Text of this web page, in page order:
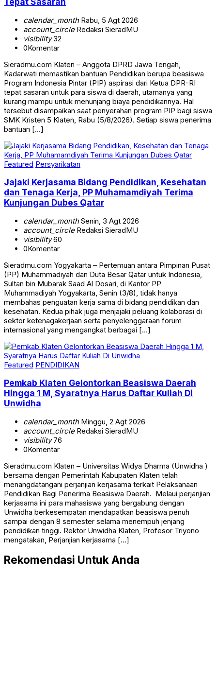
calendar_monthRabu, 5 Agt 2026
account_circleRedaksi SieradMU
visibility32
0Komentar
Sieradmu.com Klaten – Anggota DPRD Jawa Tengah,
Kadarwati memastikan bantuan Pendidikan berupa beasiswa
Program Indonesia Pintar (PIP) aspirasi dari Ketua DPR-RI
tepat sasaran untuk para siswa di daerah, utamanya yang
kurang mampu untuk menunjang biaya pendidikannya. Hal
tersebut disampaikan saat penyerahan program PIP bagi siswa
SMK Kristen 5 Klaten, Rabu (5/8/2026). Setiap siswa penerima
bantuan […]
Featured Persyarikatan
Jajaki Kerjasama Bidang Pendidikan, Kesehatan
dan Tenaga Kerja, PP Muhamamdiyah Terima
Kunjungan Dubes Qatar
calendar_monthSenin, 3 Agt 2026
account_circleRedaksi SieradMU
visibility60
0Komentar
Sieradmu.com Yogyakarta – Pertemuan antara Pimpinan Pusat
(PP) Muhammadiyah dan Duta Besar Qatar untuk Indonesia,
Sultan bin Mubarak Saad Al Dosari, di Kantor PP
Muhammadiyah Yogyakarta, Senin (3/8), tidak hanya
membahas penguatan kerja sama di bidang pendidikan dan
kesehatan. Kedua pihak juga menjajaki peluang kolaborasi di
sektor ketenagakerjaan serta penyelenggaraan forum
internasional yang mengangkat berbagai […]
Featured PENDIDIKAN
Pemkab Klaten Gelontorkan Beasiswa Daerah
Hingga 1 M, Syaratnya Harus Daftar Kuliah Di
Unwidha
calendar_monthMinggu, 2 Agt 2026
account_circleRedaksi SieradMU
visibility76
0Komentar
Sieradmu.com Klaten – Universitas Widya Dharma (Unwidha )
bersama dengan Pemerintah Kabupaten Klaten telah
menangdatangani perjanjian kerjasama terkait Pelaksanaan
Pendidikan Bagi Penerima Beasiswa Daerah. Melaui perjanjian
kerjasama ini para mahasiswa yang bergabung dengan
Unwidha berkesempatan mendapatkan beasiswa penuh
sampai dengan 8 semester selama menempuh jenjang
pendidikan tinggi. Rektor Unwidha Klaten, Profesor Triyono
mengatakan, Perjanjian kerjasama […]
Rekomendasi Untuk Anda